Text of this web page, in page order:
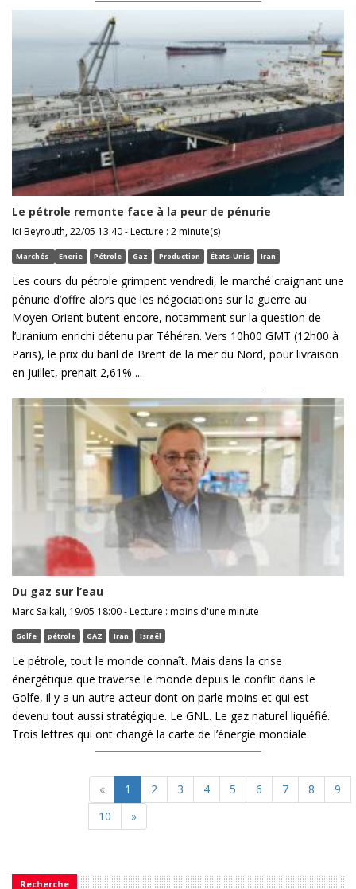
Le pétrole remonte face à la peur de pénurie
Ici Beyrouth, 22/05 13:40 - Lecture : 2 minute(s)
Marchés Enerie Pétrole Gaz Production États-Unis Iran
Les cours du pétrole grimpent vendredi, le marché craignant une
pénurie d’offre alors que les négociations sur la guerre au
Moyen-Orient butent encore, notamment sur la question de
l’uranium enrichi détenu par Téhéran. Vers 10h00 GMT (12h00 à
Paris), le prix du baril de Brent de la mer du Nord, pour livraison
en juillet, prenait 2,61% ...
Du gaz sur l’eau
Marc Saikali, 19/05 18:00 - Lecture : moins d'une minute
Golfe pétrole GAZ Iran Israël
Le pétrole, tout le monde connaît. Mais dans la crise
énergétique que traverse le monde depuis le conflit dans le
Golfe, il y a un autre acteur dont on parle moins et qui est
devenu tout aussi stratégique. Le GNL. Le gaz naturel liquéfié.
Trois lettres qui ont changé la carte de l’énergie mondiale.
« 1 2 3 4 5 6 7 8
9
10
»
Recherche